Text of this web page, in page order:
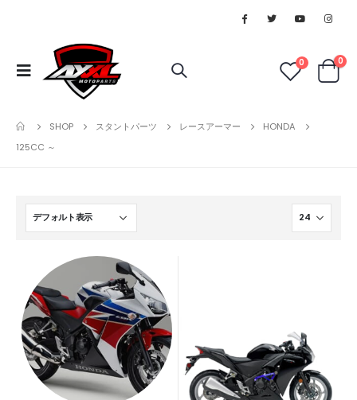
0 0
SHOP スタントパーツ レースアーマー
HONDA
125CC ～